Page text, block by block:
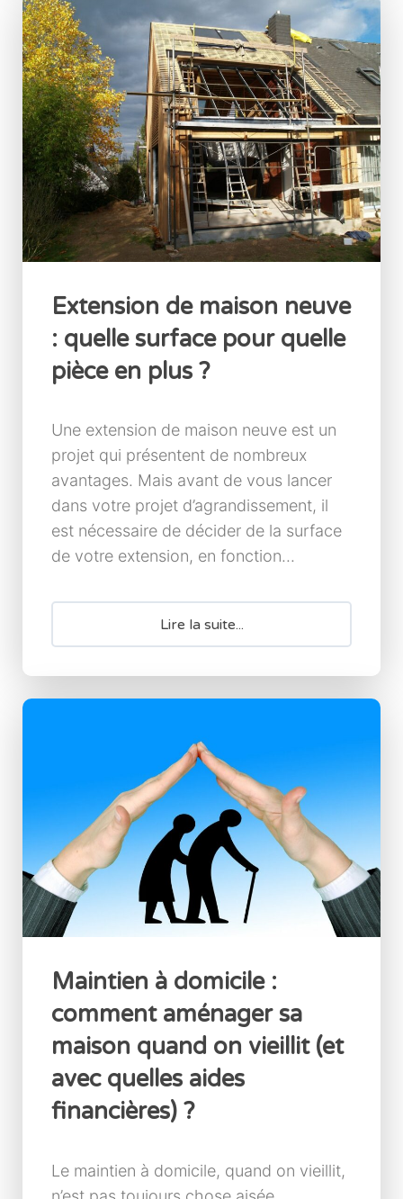
Extension de maison neuve
: quelle surface pour quelle
pièce en plus ?
Une extension de maison neuve est un
projet qui présentent de nombreux
avantages. Mais avant de vous lancer
dans votre projet d’agrandissement, il
est nécessaire de décider de la surface
de votre extension, en fonction...
Lire la suite...
Maintien à domicile :
comment aménager sa
maison quand on vieillit (et
avec quelles aides
financières) ?
Le maintien à domicile, quand on vieillit,